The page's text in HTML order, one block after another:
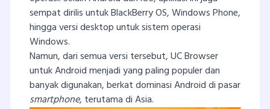
sempat dirilis untuk BlackBerry OS, Windows Phone,
hingga versi desktop untuk sistem operasi
Windows.
Namun, dari semua versi tersebut, UC Browser
untuk Android menjadi yang paling populer dan
banyak digunakan, berkat dominasi Android di pasar
smartphone, terutama di Asia.